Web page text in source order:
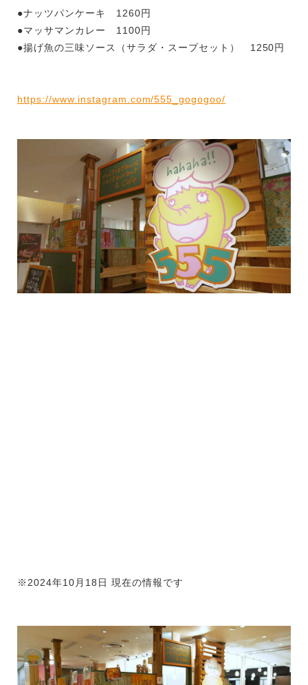
●ナッツパンケーキ 1260円
●マッサマンカレー 1100円
●揚げ魚の三味ソース（サラダ・スープセット） 1250円
https://www.instagram.com/555_gogogoo/
※2024年10月18日 現在の情報です